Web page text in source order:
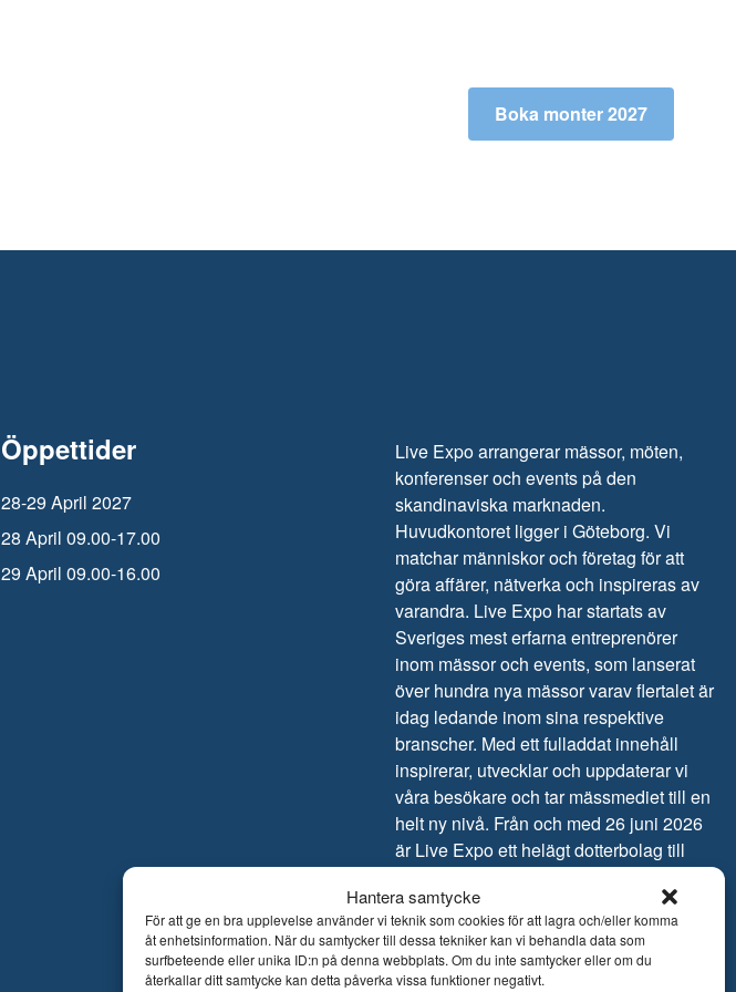
Hantera samtycke
För att ge en bra upplevelse använder vi teknik som cookies för att lagra och/eller komma
åt enhetsinformation. När du samtycker till dessa tekniker kan vi behandla data som
surfbeteende eller unika ID:n på denna webbplats. Om du inte samtycker eller om du
återkallar ditt samtycke kan detta påverka vissa funktioner negativt.
Boka monter 2027
Öppettider
28-29 April 2027
28 April 09.00-17.00
29 April 09.00-16.00
Live Expo arrangerar mässor, möten,
konferenser och events på den
skandinaviska marknaden.
Huvudkontoret ligger i Göteborg. Vi
matchar människor och företag för att
göra affärer, nätverka och inspireras av
varandra. Live Expo har startats av
Sveriges mest erfarna entreprenörer
inom mässor och events, som lanserat
över hundra nya mässor varav flertalet är
idag ledande inom sina respektive
branscher. Med ett fulladdat innehåll
inspirerar, utvecklar och uppdaterar vi
våra besökare och tar mässmediet till en
helt ny nivå. Från och med 26 juni 2026
är Live Expo ett helägt dotterbolag till
Easyfairs Group, ett internationellt företag
som organiserar 110 marknadsledande
event i 16 länder och driver åtta
eventanläggningar i Belgien,
Nederländerna och Sverige.